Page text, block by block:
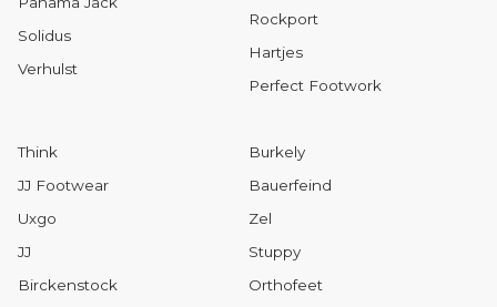
Solidus
Verhulst
Rockport
Hartjes
Perfect Footwork
Think
JJ Footwear
Uxgo
JJ
Birckenstock
Burkely
Bauerfeind
Zel
Stuppy
Orthofeet